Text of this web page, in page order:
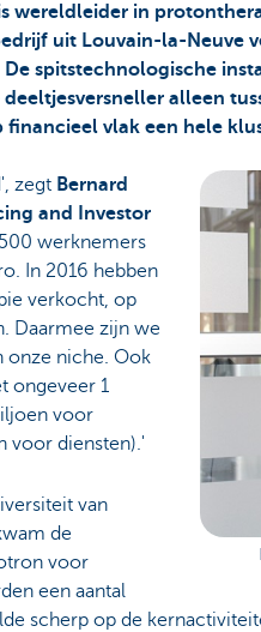
wereldleider in
uit Louvain-la-
spitstechnologische
alleen
vlak een hele
zegt Bernard
and Investor
werknemers
In 2016 hebben
verkocht, op
Daarmee zijn we
onze niche. Ook
ongeveer 1
voor
voor diensten).'
van
de
voor
een aantal
scherp op de